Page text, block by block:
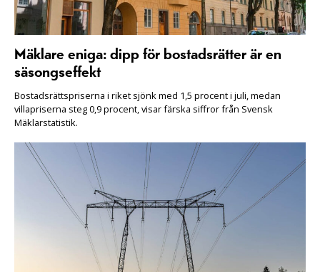
Mäklare eniga: dipp för bostadsrätter är en
säsongseffekt
Bostadsrättspriserna i riket sjönk med 1,5 procent i juli, medan
villapriserna steg 0,9 procent, visar färska siffror från Svensk
Mäklarstatistik.